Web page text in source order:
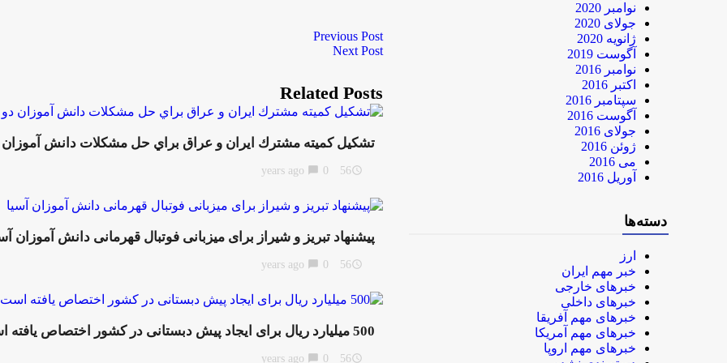
Previous Post
Next Post
Related Posts
تشكيل كميته مشترك ايران و عراق براي حل مشكلات دانش آموزان
access_time
56 years ago
chat_bubble 0
پیشنهاد تبریز و شیراز برای میزبانی فوتبال قهرمانی دانش آموزان
access_time
56 years ago
chat_bubble 0
500 میلیارد ریال برای ایجاد پیش دبستانی در کشور اختصاص یافته است
access_time
56 years ago
chat_bubble 0
نوامبر 2020
جولای 2020
ژانویه 2020
آگوست 2019
نوامبر 2016
اکتبر 2016
سپتامبر 2016
آگوست 2016
جولای 2016
ژوئن 2016
می 2016
آوریل 2016
دسته‌ها
ارز
خبر مهم ایران
خبرهای خارجی
خبرهای داخلی
خبرهای مهم آفریقا
خبرهای مهم آمریکا
خبرهای مهم اروپا